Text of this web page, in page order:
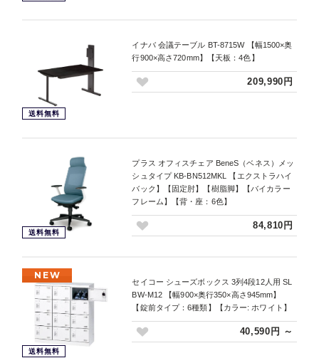
送料無料
イナバ 会議テーブル BT-8715W 【幅1500×奥
行900×高さ720mm】【天板：4色】
209,990円
送料無料
プラス オフィスチェア BeneS（ベネス）メッ
シュタイプ KB-BN512MKL 【エクストラハイ
バック】【固定肘】【樹脂脚】【バイカラー
フレーム】【背・座：6色】
84,810円
NEW
送料無料
セイコー シューズボックス 3列4段12人用 SL
BW-M12 【幅900×奥行350×高さ945mm】
【錠前タイプ：6種類】【カラー: ホワイト】
40,590円 ～